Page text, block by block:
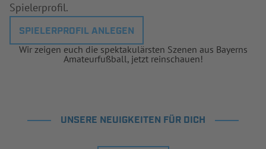
Spielerprofil.
SPIELERPROFIL ANLEGEN
Wir zeigen euch die spektakulärsten Szenen aus Bayerns
Amateurfußball, jetzt reinschauen!
UNSERE NEUIGKEITEN FÜR DICH